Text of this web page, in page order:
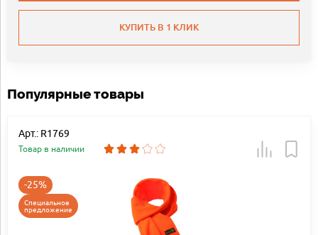
КУПИТЬ В 1 КЛИК
Популярные товары
Арт.: R1769
Товар в наличии
-25%
Специальное
предложение